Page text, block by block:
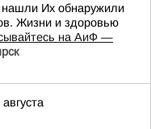
Их обнаружили
Жизни и здоровью
на АиФ —